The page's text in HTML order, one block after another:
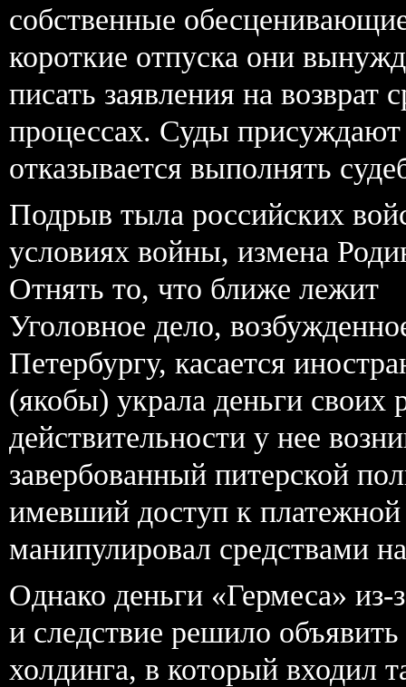
собственные
короткие отпуска они
писать заявления на возврат
процессах. Суды
отказывается выполнять
Подрыв тыла российских
условиях войны, измена
Отнять то, что ближе лежит
Уголовное дело,
Петербургу, касается
(якобы) украла деньги своих
действительности у нее
завербованный питерской
имевший доступ к
манипулировал средствами
Однако деньги «Гермеса»
и следствие решило
холдинга, в который входил